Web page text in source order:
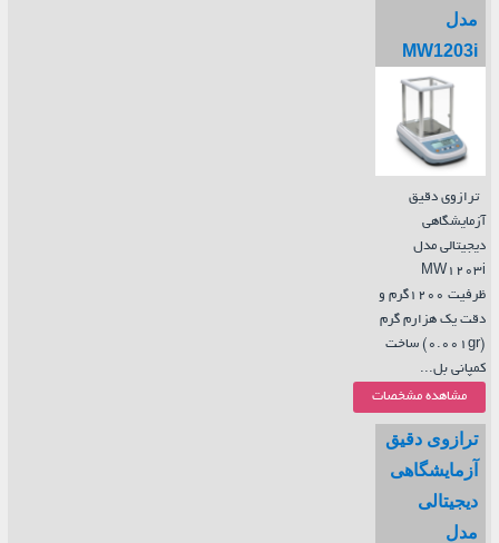
مدل
MW1203i
ترازوی دقیق
آزمایشگاهی
دیجیتالی مدل
ظرفیت 1200گرم و
دقت یک هزارم گرم
(0.001gr) ساخت
کمپانی بل...
مشاهده مشخصات
ترازوی دقیق
آزمایشگاهی
دیجیتالی
مدل